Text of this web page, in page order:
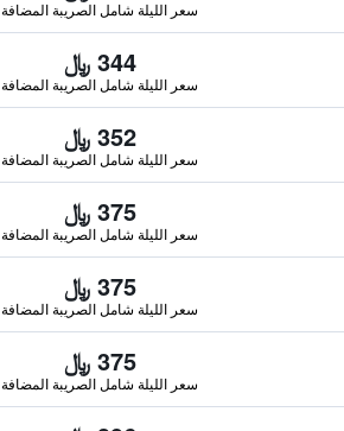
سعر الليلة شامل الصريبة المضافة
344 ﷼
سعر الليلة شامل الصريبة المضافة
352 ﷼
سعر الليلة شامل الصريبة المضافة
375 ﷼
سعر الليلة شامل الصريبة المضافة
375 ﷼
سعر الليلة شامل الصريبة المضافة
375 ﷼
سعر الليلة شامل الصريبة المضافة